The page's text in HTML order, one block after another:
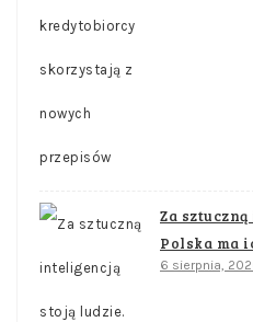
Za
Polska ma
6 sierpnia,